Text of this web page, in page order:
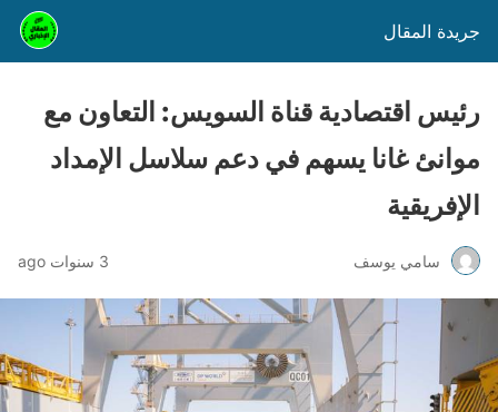
جريدة المقال
رئيس اقتصادية قناة السويس: التعاون مع
موانئ غانا يسهم في دعم سلاسل الإمداد
الإفريقية
سامي يوسف 3 سنوات ago